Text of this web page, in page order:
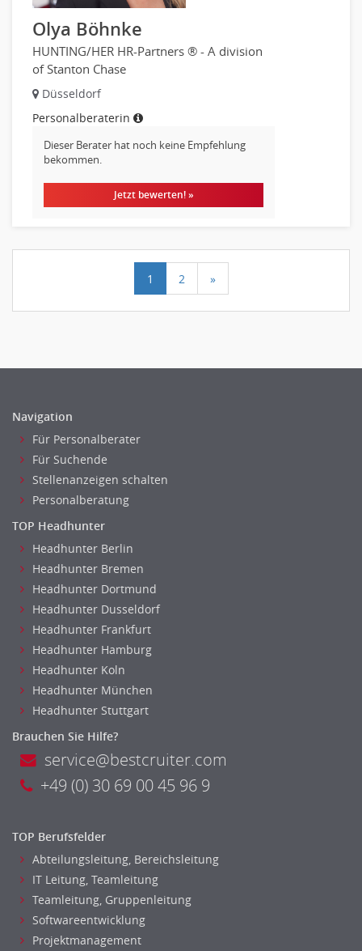
Olya Böhnke
HUNTING/HER HR-Partners ® - A division
of Stanton Chase
Düsseldorf
Personalberaterin
Dieser Berater hat noch keine Empfehlung
bekommen.
Jetzt bewerten! »
1 2 »
Navigation
Für Personalberater
Für Suchende
Stellenanzeigen schalten
Personalberatung
TOP Headhunter
Headhunter Berlin
Headhunter Bremen
Headhunter Dortmund
Headhunter Dusseldorf
Headhunter Frankfurt
Headhunter Hamburg
Headhunter Koln
Headhunter München
Headhunter Stuttgart
Brauchen Sie Hilfe?
service@bestcruiter.com
+49 (0) 30 69 00 45 96 9
TOP Berufsfelder
Abteilungsleitung, Bereichsleitung
IT Leitung, Teamleitung
Teamleitung, Gruppenleitung
Softwareentwicklung
Projektmanagement